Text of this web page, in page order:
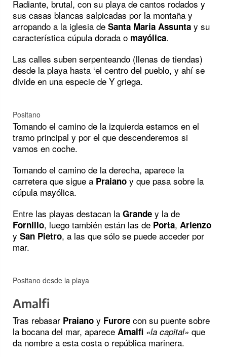
Radiante, brutal, con su playa de cantos rodados y
sus casas blancas salpicadas por la montaña y
arropando a la iglesia de Santa Maria Assunta y su
característica cúpula dorada o mayólica.
Las calles suben serpenteando (llenas de tiendas)
desde la playa hasta ‘el centro del pueblo, y ahí se
divide en una especie de Y griega.
Positano
Tomando el camino de la izquierda estamos en el
tramo principal y por el que descenderemos si
vamos en coche.
Tomando el camino de la derecha, aparece la
carretera que sigue a Praiano y que pasa sobre la
cúpula mayólica.
Entre las playas destacan la Grande y la de
Fornillo, luego también están las de Porta, Arienzo
y San Pietro, a las que sólo se puede acceder por
mar.
Positano desde la playa
Amalfi
Tras rebasar Praiano y Furore con su puente sobre
la bocana del mar, aparece Amalfi «la capital» que
da nombre a esta costa o república marinera.